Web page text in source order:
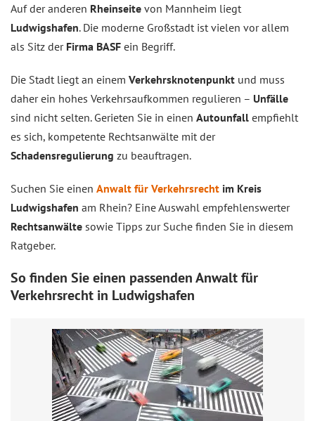
Auf der anderen Rheinseite von Mannheim liegt
Ludwigshafen. Die moderne Großstadt ist vielen vor allem
als Sitz der Firma BASF ein Begriff.
Die Stadt liegt an einem Verkehrsknotenpunkt und muss
daher ein hohes Verkehrsaufkommen regulieren – Unfälle
sind nicht selten. Gerieten Sie in einen Autounfall empfiehlt
es sich, kompetente Rechtsanwälte mit der
Schadensregulierung zu beauftragen.
Suchen Sie einen Anwalt für Verkehrsrecht im Kreis
Ludwigshafen am Rhein? Eine Auswahl empfehlenswerter
Rechtsanwälte sowie Tipps zur Suche finden Sie in diesem
Ratgeber.
So finden Sie einen passenden Anwalt für
Verkehrsrecht in Ludwigshafen